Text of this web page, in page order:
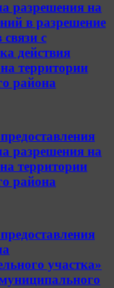
разрешения на
в разрешение
с
действия
территории
района
разрешения на
территории
района
участка»